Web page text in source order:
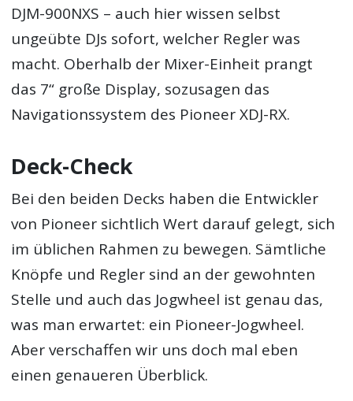
DJM-900NXS – auch hier wissen selbst
ungeübte DJs sofort, welcher Regler was
macht. Oberhalb der Mixer-Einheit prangt
das 7“ große Display, sozusagen das
Navigationssystem des Pioneer XDJ-RX.
Deck-Check
Bei den beiden Decks haben die Entwickler
von Pioneer sichtlich Wert darauf gelegt, sich
im üblichen Rahmen zu bewegen. Sämtliche
Knöpfe und Regler sind an der gewohnten
Stelle und auch das Jogwheel ist genau das,
was man erwartet: ein Pioneer-Jogwheel.
Aber verschaffen wir uns doch mal eben
einen genaueren Überblick.